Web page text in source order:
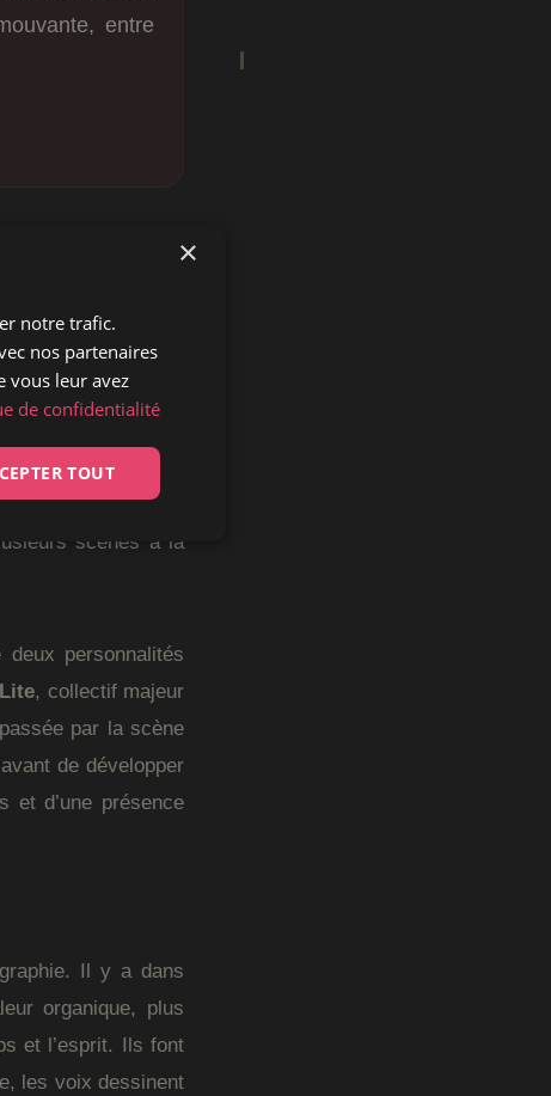
entre
bain
Rising, lui, préfère
fois de moteur, de
On y circule aussi
scènes à la
personnalités
, collectif majeur
par la scène
de développer
et d’une présence
Il y a dans
organique, plus
et l’esprit. Ils font
les voix dessinent
×
notre trafic.
nos partenaires
vous leur avez
de confidentialité
TOUT